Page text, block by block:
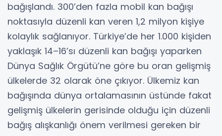
bağışlandı. 300’den fazla mobil kan bağışı
noktasıyla düzenli kan veren 1,2 milyon kişiye
kolaylık sağlanıyor. Türkiye’de her 1.000 kişiden
yaklaşık 14–16’sı düzenli kan bağışı yaparken
Dünya Sağlık Örgütü’ne göre bu oran gelişmiş
ülkelerde 32 olarak öne çıkıyor. Ülkemiz kan
bağışında dünya ortalamasının üstünde fakat
gelişmiş ülkelerin gerisinde olduğu için düzenli
bağış alışkanlığı önem verilmesi gereken bir